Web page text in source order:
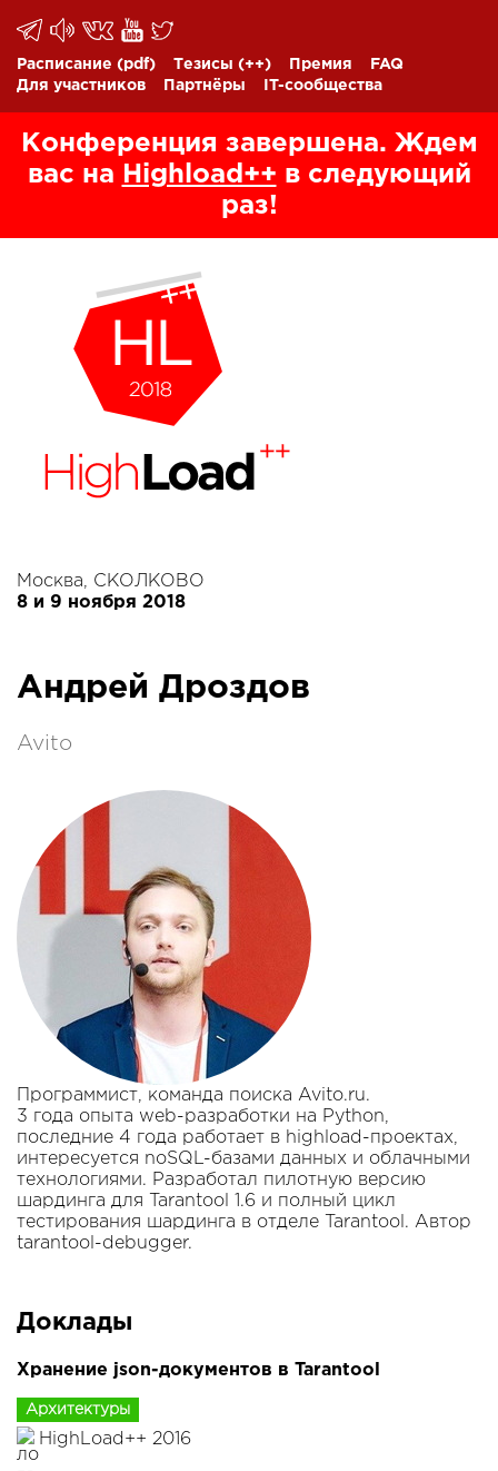
Расписание (pdf) Тезисы (++) Премия
FAQ
Для участников
Партнёры IT-сообщества
Конференция завершена. Ждем
вас на Highload++ в следующий
раз!
Москва, СКОЛКОВО
8 и 9 ноября 2018
Андрей Дроздов
Avito
Программист, команда поиска Avito.ru.
3 года опыта web-разработки на Python,
последние 4 года работает в highload-проектах,
интересуется noSQL-базами данных и облачными
технологиями. Разработал пилотную версию
шардинга для Tarantool 1.6 и полный цикл
тестирования шардинга в отделе Tarantool. Автор
tarantool-debugger.
Доклады
Хранение json-документов в Tarantool
Архитектуры
HighLoad++ 2016